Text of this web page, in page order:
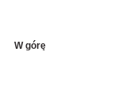
W górę